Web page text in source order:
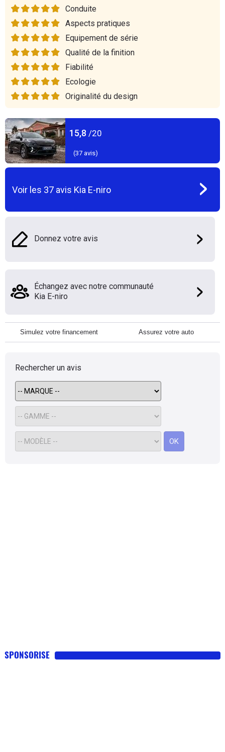
Conduite
Aspects pratiques
Equipement de série
Qualité de la finition
Fiabilité
Ecologie
Originalité du design
15,8 /20
(37 avis)
Voir les 37 avis Kia E-niro
Donnez votre avis
Échangez avec notre communauté
Kia E-niro
Simulez votre financement Assurez votre auto
Rechercher un avis
OK
SPONSORISE